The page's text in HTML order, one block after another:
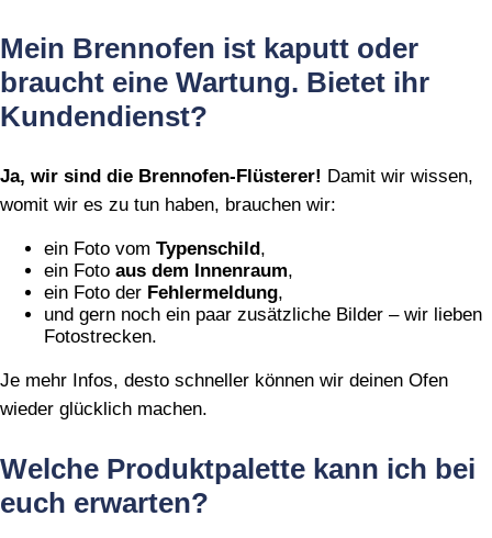
Mein Brennofen ist kaputt oder
braucht eine Wartung. Bietet ihr
Kundendienst?
Ja, wir sind die Brennofen‑Flüsterer! Damit wir wissen,
womit wir es zu tun haben, brauchen wir:
ein Foto vom Typenschild ,
ein Foto aus dem Innenraum,
ein Foto der Fehlermeldung,
und gern noch ein paar zusätzliche Bilder – wir lieben
Fotostrecken.
Je mehr Infos, desto schneller können wir deinen Ofen
wieder glücklich machen.
Welche Produktpalette kann ich bei
euch erwarten?